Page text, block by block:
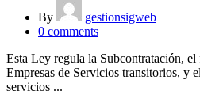
By
gestionsigweb
0 comments
Esta Ley regula la Subcontratación,
Empresas de Servicios transitorios, y
servicios ...